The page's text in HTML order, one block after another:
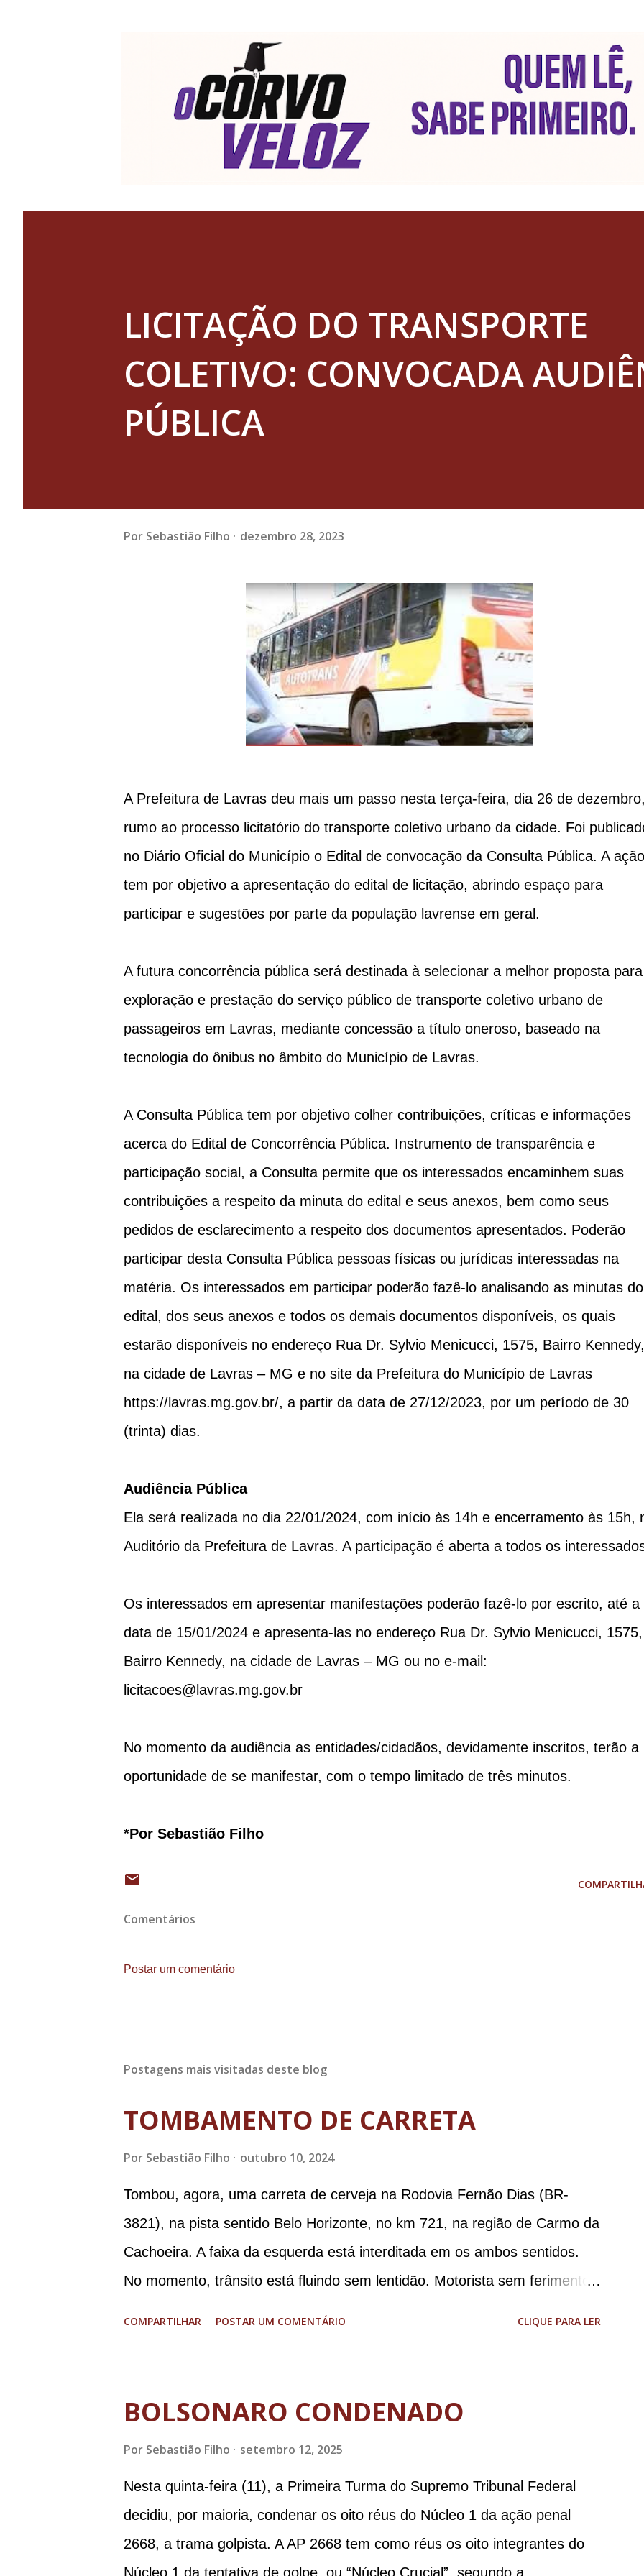
LICITAÇÃO DO TRANSPORTE
COLETIVO: CONVOCADA
PÚBLICA
Por Sebastião Filho dezembro 28, 2023
A Prefeitura de Lavras deu mais um passo nesta terça-feira, dia 26 de
rumo ao processo licitatório do transporte coletivo urbano da cidade. Foi
no Diário Oficial do Município o Edital de convocação da Consulta Pública. A ação
tem por objetivo a apresentação do edital de licitação, abrindo espaço para
participar e sugestões por parte da população lavrense em geral.
A futura concorrência pública será destinada à selecionar a melhor proposta para
exploração e prestação do serviço público de transporte coletivo urbano de
passageiros em Lavras, mediante concessão a título oneroso, baseado na
tecnologia do ônibus no âmbito do Município de Lavras.
A Consulta Pública tem por objetivo colher contribuições, críticas e informações
acerca do Edital de Concorrência Pública. Instrumento de transparência e
participação social, a Consulta permite que os interessados encaminhem suas
contribuições a respeito da minuta do edital e seus anexos, bem como seus
pedidos de esclarecimento a respeito dos documentos apresentados. Poderão
participar desta Consulta Pública pessoas físicas ou jurídicas interessadas na
matéria. Os interessados em participar poderão fazê-lo analisando as minutas do
edital, dos seus anexos e todos os demais documentos disponíveis, os quais
estarão disponíveis no endereço Rua Dr. Sylvio Menicucci, 1575, Bairro Kennedy,
na cidade de Lavras – MG e no site da Prefeitura do Município de Lavras
https://lavras.mg.gov.br/, a partir da data de 27/12/2023, por um período de 30
(trinta) dias.
Audiência Pública
Ela será realizada no dia 22/01/2024, com início às 14h e encerramento às 15h,
Auditório da Prefeitura de Lavras. A participação é aberta a todos os
Os interessados em apresentar manifestações poderão fazê-lo por escrito, até a
data de 15/01/2024 e apresenta-las no endereço Rua Dr. Sylvio Menicucci, 1575,
Bairro Kennedy, na cidade de Lavras – MG ou no e-mail:
licitacoes@lavras.mg.gov.br
No momento da audiência as entidades/cidadãos, devidamente inscritos, terão a
oportunidade de se manifestar, com o tempo limitado de três minutos.
*Por Sebastião Filho
Comentários
Postar um comentário
Postagens mais visitadas deste blog
TOMBAMENTO DE CARRETA
Por Sebastião Filho outubro 10, 2024
Tombou, agora, uma carreta de cerveja na Rodovia Fernão Dias (BR-
3821), na pista sentido Belo Horizonte, no km 721, na região de Carmo da
Cachoeira. A faixa da esquerda está interditada em os ambos sentidos.
No momento, trânsito está fluindo sem lentidão. Motorista sem ferimentos
COMPARTILHAR POSTAR UM COMENTÁRIO CLIQUE PARA LER
BOLSONARO CONDENADO
Por Sebastião Filho setembro 12, 2025
Nesta quinta-feira (11), a Primeira Turma do Supremo Tribunal Federal
decidiu, por maioria, condenar os oito réus do Núcleo 1 da ação penal
2668, a trama golpista. A AP 2668 tem como réus os oito integrantes do
Núcleo 1 da tentativa de golpe, ou “Núcleo Crucial”, segundo a